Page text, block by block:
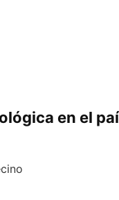
en el